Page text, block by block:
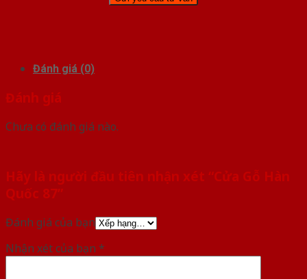
Đánh giá (0)
Đánh giá
Chưa có đánh giá nào.
Hãy là người đầu tiên nhận xét “Cửa Gỗ Hàn
Quốc 87”
Đánh giá của bạn
Nhận xét của bạn *